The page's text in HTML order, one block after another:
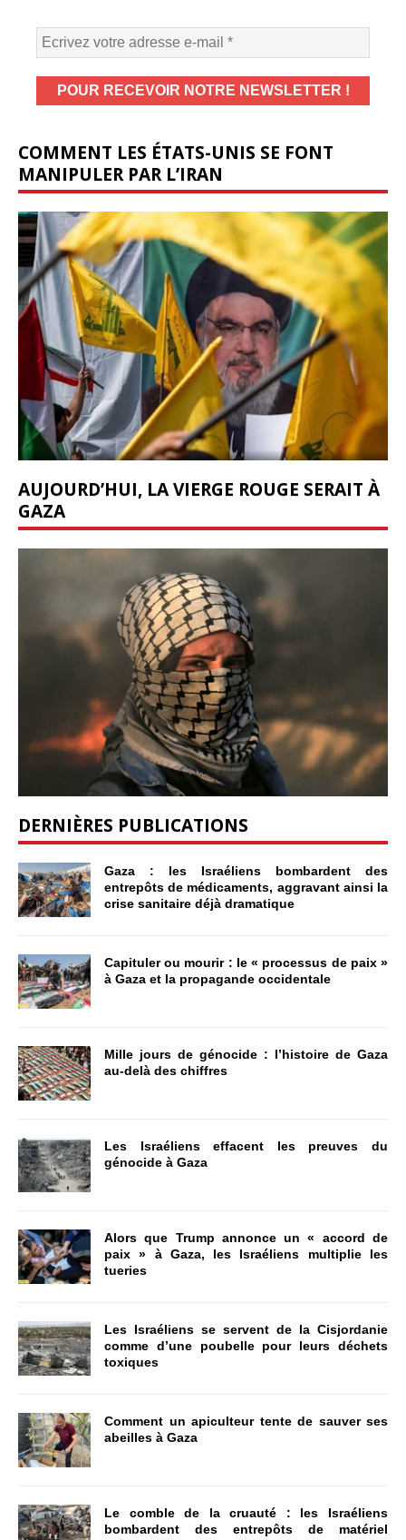
COMMENT LES ÉTATS-UNIS SE FONT
MANIPULER PAR L’IRAN
AUJOURD’HUI, LA VIERGE ROUGE SERAIT À
GAZA
DERNIÈRES PUBLICATIONS
Gaza : les Israéliens bombardent des
entrepôts de médicaments, aggravant ainsi la
crise sanitaire déjà dramatique
Capituler ou mourir : le « processus de paix »
à Gaza et la propagande occidentale
Mille jours de génocide : l’histoire de Gaza
au-delà des chiffres
Les Israéliens effacent les preuves du
génocide à Gaza
Alors que Trump annonce un « accord de
paix » à Gaza, les Israéliens multiplie les
tueries
Les Israéliens se servent de la Cisjordanie
comme d’une poubelle pour leurs déchets
toxiques
Comment un apiculteur tente de sauver ses
abeilles à Gaza
Le comble de la cruauté : les Israéliens
bombardent des entrepôts de matériel